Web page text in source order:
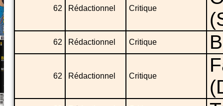
62 Rédactionnel Critique
62 Rédactionnel Critique
62 Rédactionnel Critique